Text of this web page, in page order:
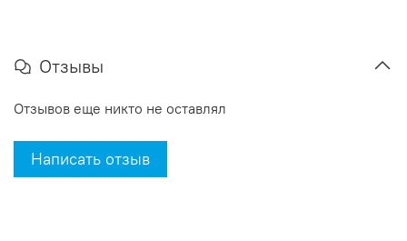
Отзывы
Отзывов еще никто не оставлял
Написать отзыв